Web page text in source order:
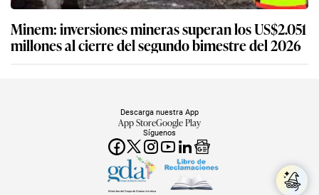
Minem: inversiones mineras superan los US$2.051
millones al cierre del segundo bimestre del 2026
Síguenos
Descarga nuestra App
App StoreGoogle Play
Miembro del Grupo de Diarios América